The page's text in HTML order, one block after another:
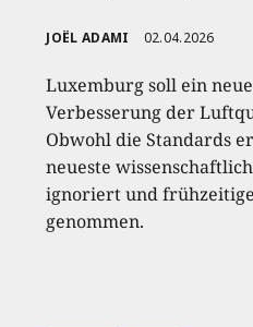
JOËL ADAMI 02.04.2026
Luxemburg soll ein
Verbesserung der
Obwohl die Standards
neueste
ignoriert und
genommen.